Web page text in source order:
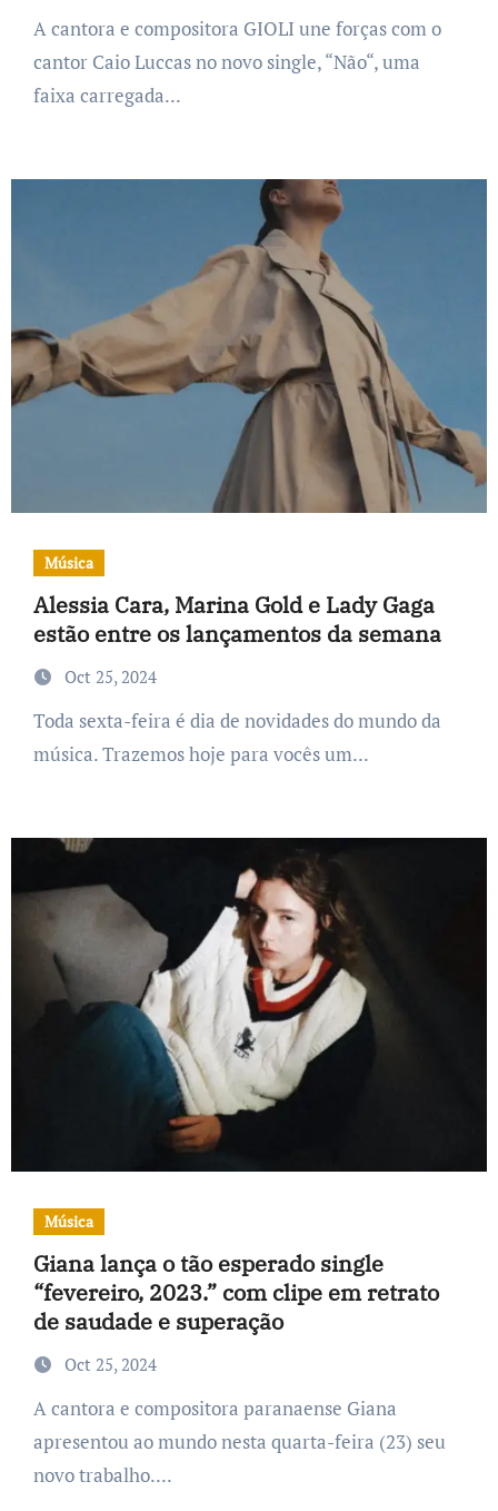
A cantora e compositora GIOLI une forças com o
cantor Caio Luccas no novo single, “Não“, uma
faixa carregada...
Música
Alessia Cara, Marina Gold e Lady Gaga
estão entre os lançamentos da semana
Oct 25, 2024
Toda sexta-feira é dia de novidades do mundo da
música. Trazemos hoje para vocês um...
Música
Giana lança o tão esperado single
“fevereiro, 2023.” com clipe em retrato
de saudade e superação
Oct 25, 2024
A cantora e compositora paranaense Giana
apresentou ao mundo nesta quarta-feira (23) seu
novo trabalho....